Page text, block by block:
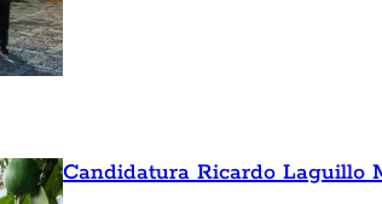
Candidatura Ricardo Laguillo